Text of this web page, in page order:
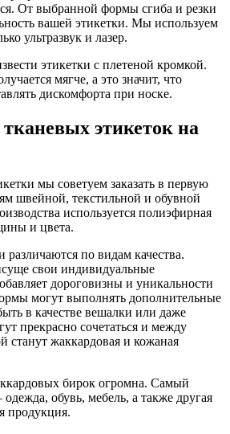
От выбранной формы сгиба и резки
вашей этикетки. Мы используем
ультразвук и лазер.
этикетки с плетеной кромкой.
мягче, а это значит, что
дискомфорта при носке.
этикеток на
мы советуем заказать в первую
швейной, текстильной и обувной
используется полиэфирная
и цвета.
по видам качества.
свои индивидуальные
дороговизны и уникальности
могут выполнять дополнительные
в качестве вешалки или даже
прекрасно сочетаться и между
станут жаккардовая и кожаная
бирок огромна. Самый
обувь, мебель, а также другая
продукция.